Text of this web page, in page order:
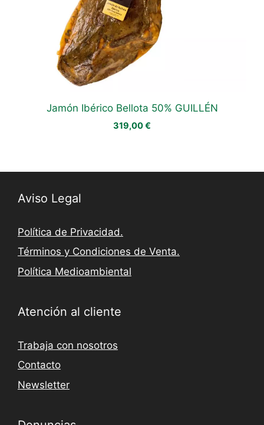
Jamón Ibérico Bellota 50% GUILLÉN
319,00€
Aviso Legal
Política de Privacidad.
Términos y Condiciones de Venta.
Política Medioambiental
Atención al cliente
Trabaja con nosotros
Contacto
Newsletter